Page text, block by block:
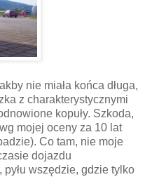
nie miała końca długa,
z charakterystycznymi
kopuły. Szkoda,
mojej oceny za 10 lat
Co tam, nie moje
dojazdu
wszędzie, gdzie tylko